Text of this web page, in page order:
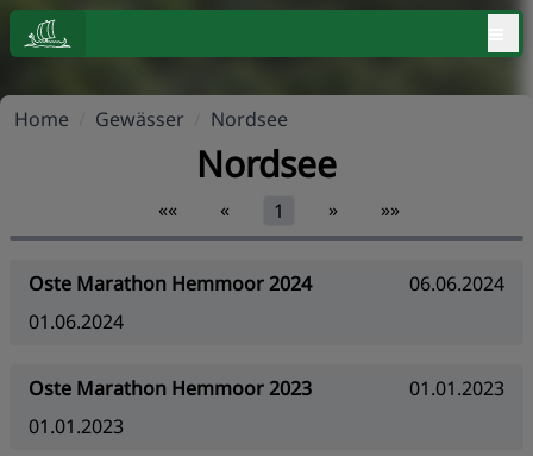
Home Gewässer Nordsee
Nordsee
«« « 1 » »»
Oste Marathon Hemmoor 2024
06.06.2024
01.06.2024
Oste Marathon Hemmoor 2023
01.01.2023
01.01.2023